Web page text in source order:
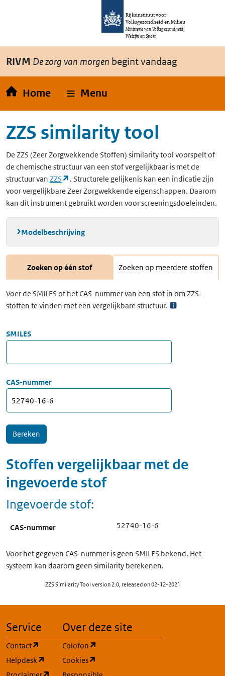
Overslaan en naar de inhoud gaan
Rijksinstituut voor
Volksgezondheid en Milieu
Ministerie van Volksgezondheid,
Welzijn en Sport
RIVM De zorg van morgen begint vandaag
Home Menu
ZZS similarity tool
De ZZS (Zeer Zorgwekkende Stoffen) similarity tool voorspelt of
de chemische structuur van een stof vergelijkbaar is met de
structuur van ZZS (opent in een nieuw tabblad)
. Structurele gelijkenis kan een indicatie zijn
voor vergelijkbare Zeer Zorgwekkende eigenschappen. Daarom
kan dit instrument gebruikt worden voor screeningsdoeleinden.
Modelbeschrijving
Zoeken op één stof Zoeken op meerdere stoffen
Voer de SMILES of het CAS-nummer van een stof in om ZZS-
stoffen te vinden met een vergelijkbare structuur.
SMILES
CAS-nummer
Stoffen vergelijkbaar met de
ingevoerde stof
Ingevoerde stof:
CAS-nummer 52740-16-6
Voor het gegeven CAS-nummer is geen SMILES bekend. Het
systeem kan daarom geen similarity berekenen.
ZZS Similarity Tool version 2.0, released on 02-12-2021
Service
Contact
(opent in een nieuw tabblad)
Helpdesk
(opent in een nieuw tabblad)
Over deze site
Colofon
Cookies